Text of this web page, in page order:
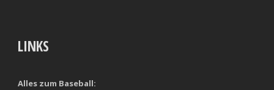
LINKS
Alles zum Baseball: